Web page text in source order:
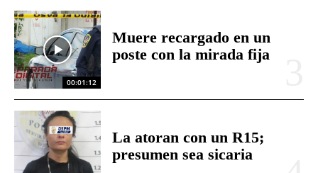
00:01:12
Muere recargado en un
poste con la mirada fija
La atoran con un R15;
presumen sea sicaria